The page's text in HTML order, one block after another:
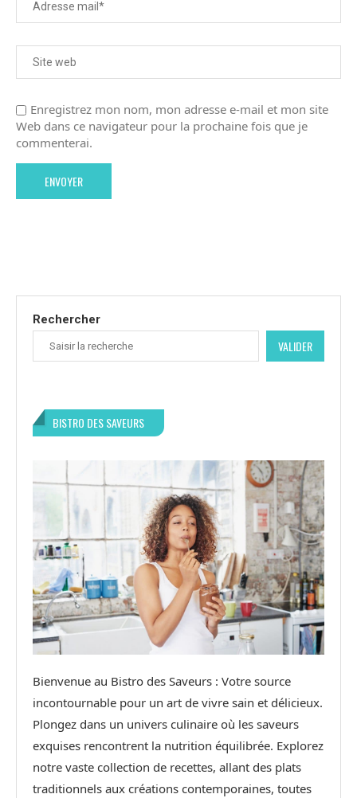
Enregistrez mon nom, mon adresse e-mail et mon site
Web dans ce navigateur pour la prochaine fois que je
commenterai.
Rechercher
VALIDER
BISTRO DES SAVEURS
Bienvenue au Bistro des Saveurs : Votre source
incontournable pour un art de vivre sain et délicieux.
Plongez dans un univers culinaire où les saveurs
exquises rencontrent la nutrition équilibrée. Explorez
notre vaste collection de recettes, allant des plats
traditionnels aux créations contemporaines, toutes